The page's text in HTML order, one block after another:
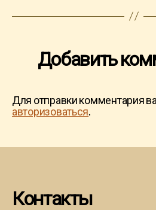
Добавить
Для отправки комментария
авторизоваться.
Контакты